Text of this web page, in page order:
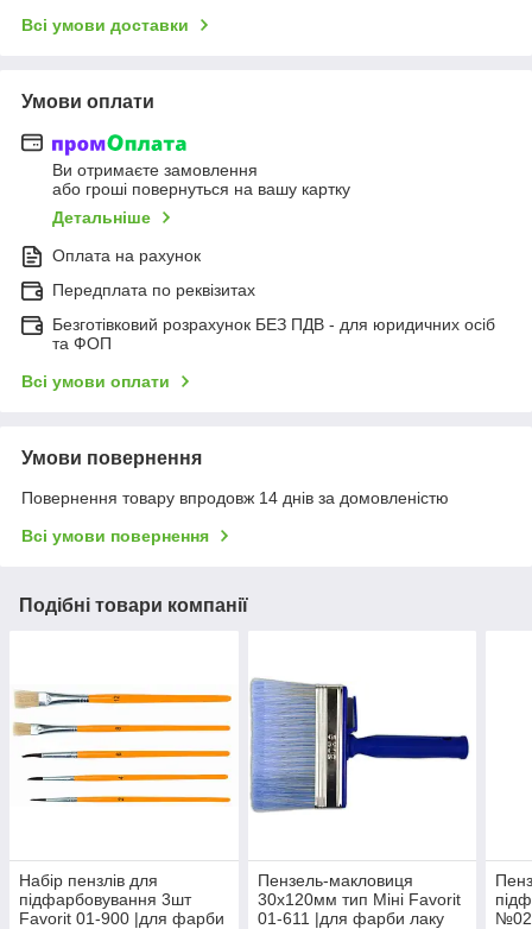
Всі умови доставки
Умови оплати
Ви отримаєте замовлення
або гроші повернуться на вашу картку
Детальніше
Оплата на рахунок
Передплата по реквізитах
Безготівковий розрахунок БЕЗ ПДВ - для юридичних осіб
та ФОП
Всі умови оплати
Умови повернення
Повернення товару впродовж 14 днів за домовленістю
Всі умови повернення
Подібні товари компанії
Набір пензлів для
підфарбовування 3шт
Favorit 01-900 |для фарби
Пензель-макловиця
30х120мм тип Міні Favorit
01-611 |для фарби лаку
№02